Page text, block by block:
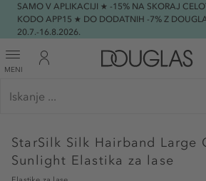
SAMO V APLIKACIJI ★ -15% NA SKORAJ
KODO APP15 ★ DO DODATNIH -7% Z
20.7.-16.8.2026.
MENI
StarSilk Silk Hairband Large
Sunlight Elastika za lase